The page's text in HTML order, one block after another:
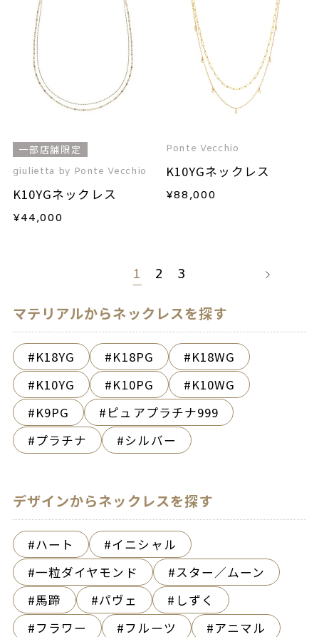
一部店舗限定
giulietta by Ponte Vecchio
K10YGネックレス
¥44,000
Ponte Vecchio
K10YGネックレス
¥88,000
1 2 3
マテリアルからネックレスを探す
K18YG K18PG
K18WG
K10YG
K10PG
K10WG
K9PG
ピュアプラチナ999
プラチナ
シルバー
デザインからネックレスを探す
ハート
イニシャル
一粒ダイヤモンド
スター／ムーン
馬蹄
パヴェ
しずく
フラワー
フルーツ
アニマル